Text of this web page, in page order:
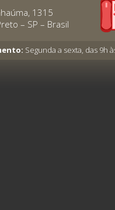
1315
– SP – Brasil
Segunda a sexta, das 9h